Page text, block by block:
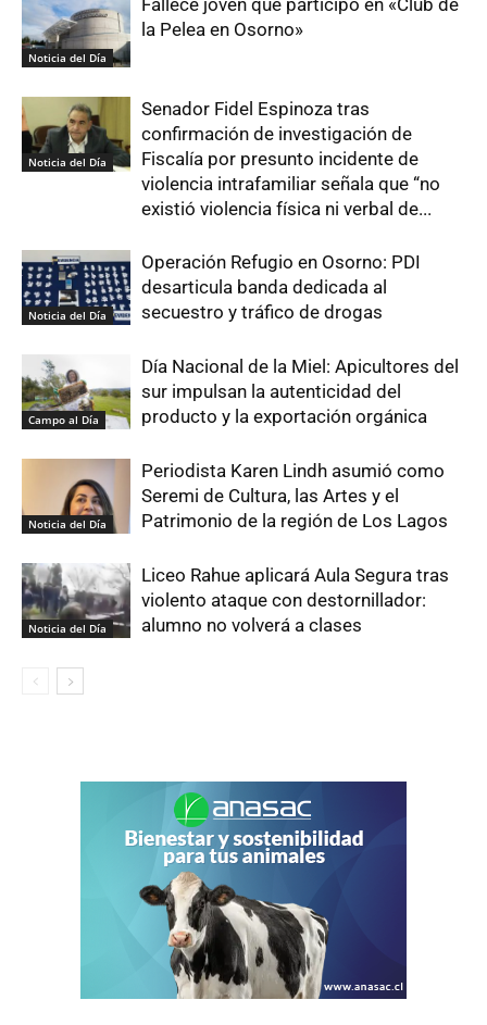
Noticia del Día
Fallece joven que participó en «Club de
la Pelea en Osorno»
Noticia del Día
Senador Fidel Espinoza tras
confirmación de investigación de
Fiscalía por presunto incidente de
violencia intrafamiliar señala que “no
existió violencia física ni verbal de...
Noticia del Día
Operación Refugio en Osorno: PDI
desarticula banda dedicada al
secuestro y tráfico de drogas
Campo al Día
Día Nacional de la Miel: Apicultores del
sur impulsan la autenticidad del
producto y la exportación orgánica
Noticia del Día
Periodista Karen Lindh asumió como
Seremi de Cultura, las Artes y el
Patrimonio de la región de Los Lagos
Noticia del Día
Liceo Rahue aplicará Aula Segura tras
violento ataque con destornillador:
alumno no volverá a clases